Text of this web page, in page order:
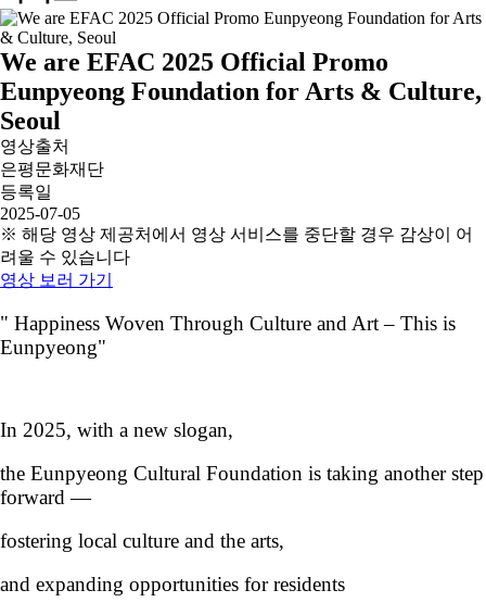
We are EFAC 2025 Official Promo
Eunpyeong Foundation for Arts & Culture,
Seoul
영상출처
은평문화재단
등록일
2025-07-05
※ 해당 영상 제공처에서 영상 서비스를 중단할 경우 감상이 어
려울 수 있습니다
영상 보러 가기
" Happiness Woven Through Culture and Art– This is
Eunpyeong"
In 2025, with a new slogan,
the Eunpyeong Cultural Foundation is taking another step
forward—
fostering local culture and the arts,
and expanding opportunities for residents